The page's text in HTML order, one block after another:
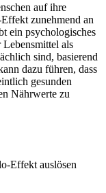
auf ihre
zunehmend an
ein psychologisches
Lebensmittel als
sind, basierend
dazu führen, dass
gesunden
Nährwerte zu
Effekt auslösen